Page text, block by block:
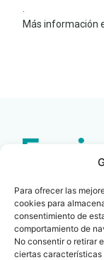
Para ofrecer las
cookies para
consentimiento de
comportamiento de
No consentir o retirar
ciertas características
Más información
info@fenin.es
C/ Villanueva,
28001
915 759 800